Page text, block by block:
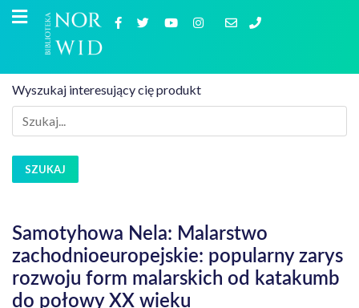
Wyszukaj interesujący cię produkt
SZUKAJ
Samotyhowa Nela: Malarstwo
zachodnioeuropejskie: popularny zarys
rozwoju form malarskich od katakumb
do połowy XX wieku